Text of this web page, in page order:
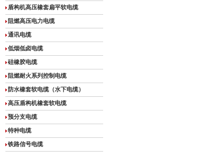
盾构机高压橡套扁平软电缆
阻燃高压电力电缆
通讯电缆
低烟低卤电缆
硅橡胶电缆
阻燃耐火系列控制电缆
防水橡套软电缆（水下电缆）
高压盾构机橡套软电缆
预分支电缆
特种电缆
铁路信号电缆